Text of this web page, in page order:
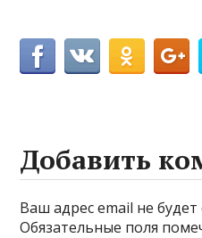
Добавить
Ваш адрес email не
Обязательные поля